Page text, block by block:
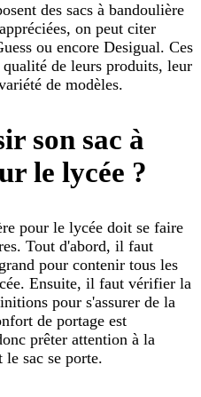
des sacs à bandoulière
on peut citer
ou encore Desigual. Ces
de leurs produits, leur
de modèles.
son sac à
le lycée ?
pour le lycée doit se faire
Tout d'abord, il faut
pour contenir tous les
Ensuite, il faut vérifier la
pour s'assurer de la
de portage est
prêter attention à la
sac se porte.